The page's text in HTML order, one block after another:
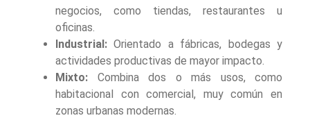
negocios, como tiendas, restaurantes u
oficinas.
Industrial: Orientado a fábricas, bodegas y
actividades productivas de mayor impacto.
Mixto: Combina dos o más usos, como
habitacional con comercial, muy común en
zonas urbanas modernas.